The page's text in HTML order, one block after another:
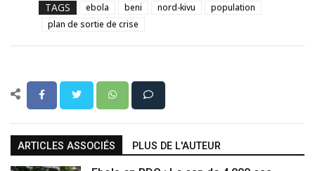
TAGS ebola beni nord-kivu
population
plan de sortie de crise
ARTICLES ASSOCIÉS PLUS DE L'AUTEUR